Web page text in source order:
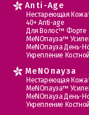
Anti-Age
Нестареющая
40+ Anti-age
Для Волос™ Форте
МеNOпауза™
МеNOпауза День-
Укрепление
MеNOпауза
Нестареющая
МеNOпауза™
МеNOпауза День-
Укрепление